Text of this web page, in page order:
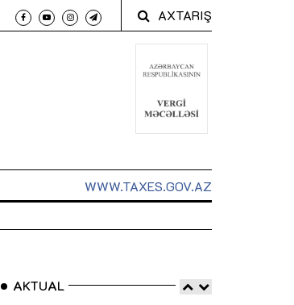
AXTARIŞ
WWW.TAXES.GOV.AZ
AKTUAL